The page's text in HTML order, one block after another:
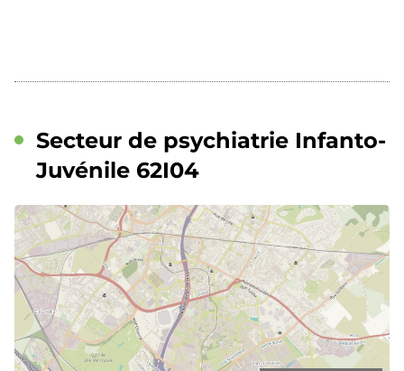
Secteur de psychiatrie Infanto-
Juvénile 62I04